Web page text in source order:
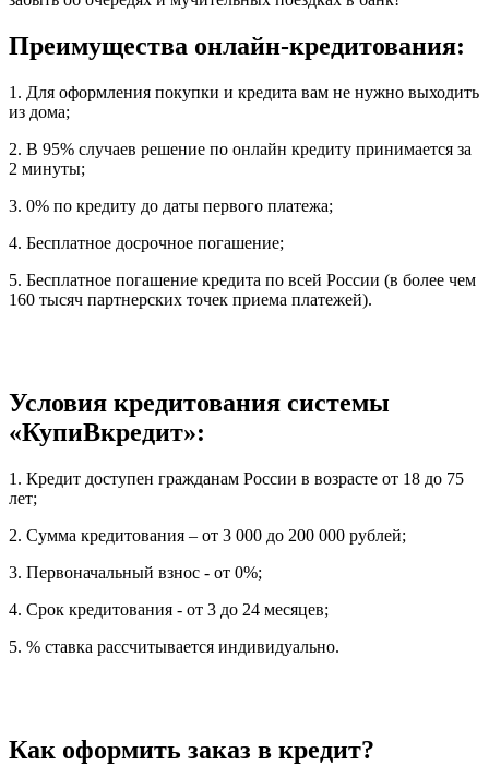
Преимущества онлайн-кредитования:
1. Для оформления покупки и кредита вам не нужно выходить
из дома;
2. В 95% случаев решение по онлайн кредиту принимается за
2 минуты;
3. 0% по кредиту до даты первого платежа;
4. Бесплатное досрочное погашение;
5. Бесплатное погашение кредита по всей России (в более чем
160 тысяч партнерских точек приема платежей).
Условия кредитования системы
«КупиВкредит»:
1. Кредит доступен гражданам России в возрасте от 18 до 75
лет;
2. Сумма кредитования – от 3 000 до 200 000 рублей;
3. Первоначальный взнос - от 0%;
4. Срок кредитования - от 3 до 24 месяцев;
5. % ставка рассчитывается индивидуально.
Как оформить заказ в кредит?